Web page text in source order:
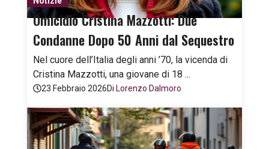
Omicidio Cristina Mazzotti: Due
Condanne Dopo 50 Anni dal Sequestro
Nel cuore dell’Italia degli anni ’70, la vicenda di
Cristina Mazzotti, una giovane di 18 ...
23 Febbraio 2026Di Lorenzo Dalmoro